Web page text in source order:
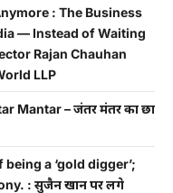
: The Business
— Instead of Waiting
Rajan Chauhan
LLP
– जंतर मंतर का छात्र
a ‘gold digger’;
: सुजैन खान पर लगे